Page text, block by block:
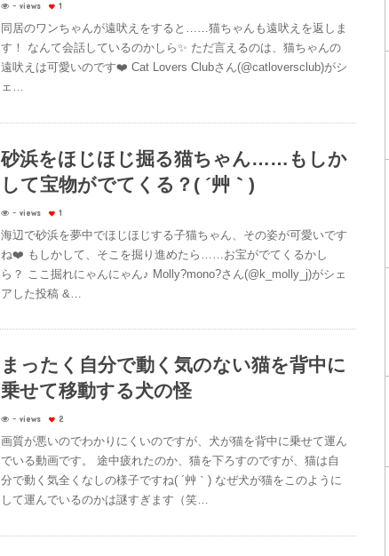
- views 1
同居のワンちゃんが遠吠えをすると……猫ちゃんも遠吠えを返しま
す！ なんて会話しているのかしら✨ ただ言えるのは、猫ちゃんの
遠吠えは可愛いのです❤️ Cat Lovers Clubさん(@catloversclub)がシ
ェ…
砂浜をほじほじ掘る猫ちゃん……もしか
して宝物がでてくる？( ´艸｀)
- views 1
海辺で砂浜を夢中でほじほじする子猫ちゃん、その姿が可愛いです
ね❤️ もしかして、そこを掘り進めたら……お宝がでてくるかし
ら？ ここ掘れにゃんにゃん♪ Molly?mono?さん(@k_molly_j)がシェ
アした投稿 &…
まったく自分で動く気のない猫を背中に
乗せて移動する犬の怪
- views 2
画質が悪いのでわかりにくいのですが、犬が猫を背中に乗せて運ん
でいる動画です。 途中疲れたのか、猫を下ろすのですが、猫は自
分で動く気全くなしの様子ですね( ´艸｀) なぜ犬が猫をこのように
して運んでいるのかは謎すぎます（笑…